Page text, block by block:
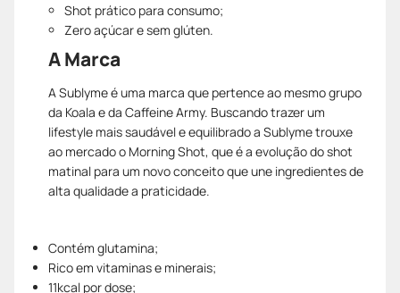
Shot prático para consumo;
Zero açúcar e sem glúten.
A Marca
A Sublyme é uma marca que pertence ao mesmo grupo
da Koala e da Caffeine Army. Buscando trazer um
lifestyle mais saudável e equilibrado a Sublyme trouxe
ao mercado o Morning Shot, que é a evolução do shot
matinal para um novo conceito que une ingredientes de
alta qualidade a praticidade.
Contém glutamina;
Rico em vitaminas e minerais;
11kcal por dose;